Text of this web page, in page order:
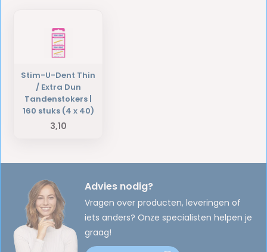
Stim-U-Dent Thin
/ Extra Dun
Tandenstokers |
160 stuks (4 x 40)
3,10
Advies nodig?
Vragen over producten, leveringen of
iets anders? Onze specialisten helpen je
graag!